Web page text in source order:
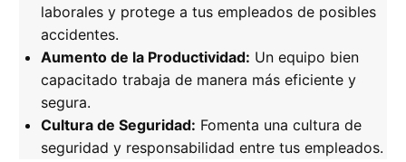
laborales y protege a tus empleados de posibles
accidentes.
Aumento de la Productividad: Un equipo bien
capacitado trabaja de manera más eficiente y
segura.
Cultura de Seguridad: Fomenta una cultura de
seguridad y responsabilidad entre tus empleados.